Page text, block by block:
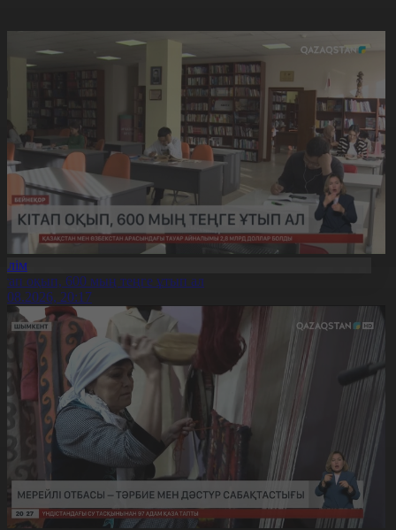
оқып, 600 мың теңге ұтып ал
20:17